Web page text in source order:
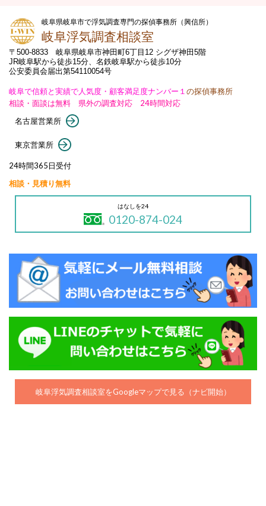
岐阜県岐阜市で浮気調査専門の探偵事務所（興信所）
岐阜浮気調査相談室
〒500-8833 岐阜県岐阜市神田町6丁目12 シグザ神田5階
JR岐阜駅から徒歩15分、名鉄岐阜駅から徒歩10分
公安委員会届出第54110054号
岐阜で信頼と実績で人気度・顧客満足度ナンバー１ の探偵事務所
相談・面談は無料 県外の調査対応 24時間対応
名古屋営業所
東京営業所
24時間365日受付
相談・見積り無料
はなしを24
0120-874-024
岐阜浮気調査相談室をGoogleマップで見る（ナビ開始）